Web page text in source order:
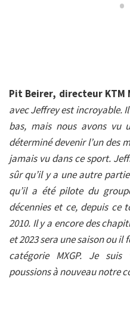
Pit Beirer, directeur
avec Jeffrey est incroyable.
bas, mais nous avons vu
déterminé devenir l’un des
jamais vu dans ce sport.
sûr qu’il y a une autre
qu’il a été pilote du
décennies et ce, depuis ce
2010. Il y a encore des
et 2023 sera une saison ou il
catégorie MXGP. Je
poussions à nouveau notre